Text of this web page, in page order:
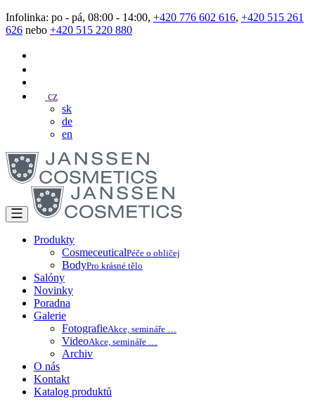
Infolinka: po - pá, 08:00 - 14:00, +420 776 602 616, +420 515 261
626 nebo +420 515 220 880
cz
sk
de
en
Produkty
CosmeceuticalPéče o obličej
BodyPro krásné tělo
Salóny
Novinky
Poradna
Galerie
FotografieAkce, semináře …
VideoAkce, semináře …
Archiv
O nás
Kontakt
Katalog produktů